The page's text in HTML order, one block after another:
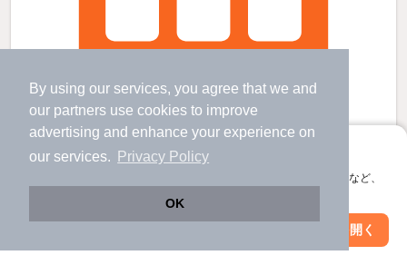
By using our services, you agree that we and
our partners use cookies to improve
advertising and enhance your experience on
our services.
Privacy Policy
OK
アプリに切り替えて、サクサクお部屋探し
会員登録なしですぐ使える。マップ検索やお気に入り保存など、
アプリを開く
絞り込み条件を変更